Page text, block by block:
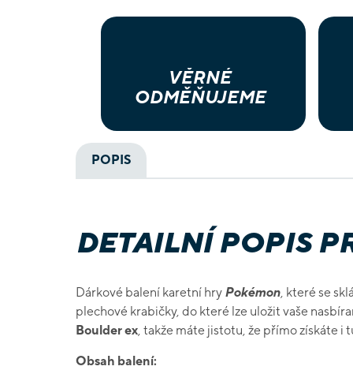
VĚRNÉ
ODMĚŇUJEME
POPIS
DETAILNÍ POPIS
Dárkové balení karetní hry Pokémon, které se
plechové krabičky, do které lze uložit vaše
Boulder ex, takže máte jistotu, že přímo získáte i
Obsah balení: